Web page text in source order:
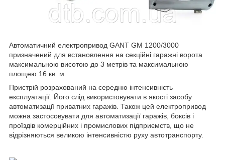
Автоматичний електропривод GANT GM 1200/3000
призначений для встановлення на секційні гаражні ворота
максимальною висотою до 3 метрів та максимальною
площею 16 кв. м.
Пристрій розрахований на середню інтенсивність
експлуатації. Його слід використовувати в якості засобу
автоматизації приватних гаражів. Також цей електропривод
можна застосовувати для автоматизації гаражів, боксів і
проїздів комерційних і промислових підприємств, що не
відрізняються великою інтенсивністю руху автотранспорту.